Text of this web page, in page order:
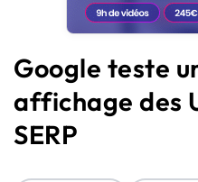
Solutions
Ressources
Audit SEO
Google teste
affichage des
SERP